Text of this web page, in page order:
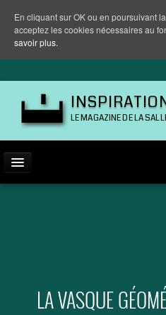
LE MAGAZINE DE LA
LA VASQUE
En cliquant sur OK ou en poursuivant
acceptez les cookies nécessaires au
savoir plus.